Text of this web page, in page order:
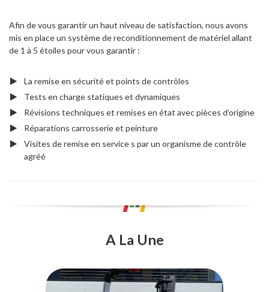
Afin de vous garantir un haut niveau de satisfaction, nous avons
mis en place un système de reconditionnement de matériel allant
de 1 à 5 étoiles pour vous garantir :
La remise en sécurité et points de contrôles
Tests en charge statiques et dynamiques
Révisions techniques et remises en état avec pièces d’origine
Réparations carrosserie et peinture
Visites de remise en service s par un organisme de contrôle
agréé
A La Une